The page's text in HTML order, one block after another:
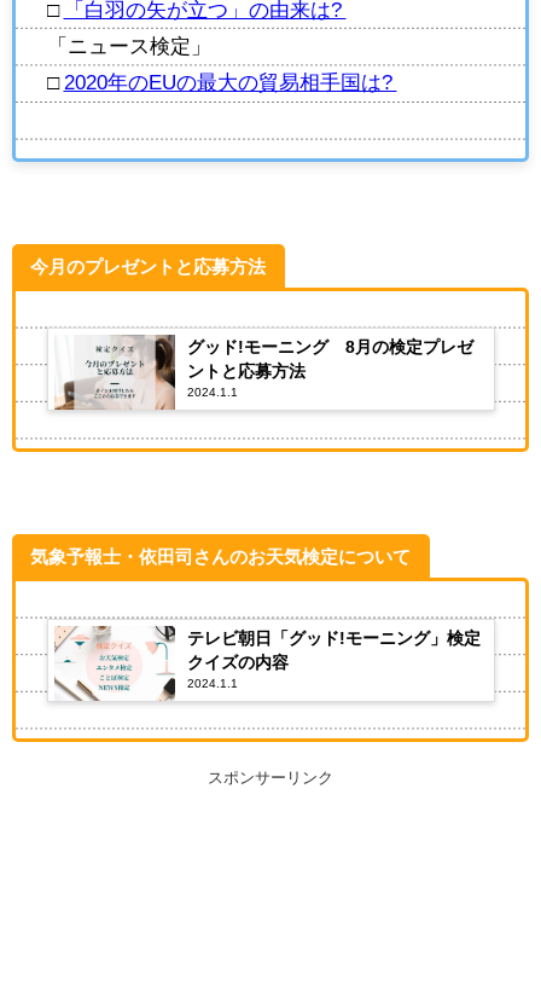
□
「白羽の矢が立つ」の由来は?
「ニュース検定」
□ 2020年のEUの最大の貿易相手国は?
今月のプレゼントと応募方法
グッド!モーニング 8月の検定プレゼ
ントと応募方法
2024.1.1
気象予報士・依田司さんのお天気検定について
テレビ朝日「グッド!モーニング」検定
クイズの内容
2024.1.1
スポンサーリンク